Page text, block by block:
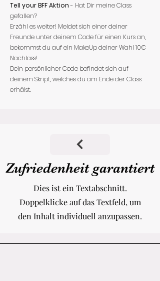
Tell your BFF Aktion- Hat Dir meine Class
gefallen?
Erzähl es weiter! Meldet sich einer deiner
Freunde unter deinem Code für einen Kurs an,
bekommst du auf ein MakeUp deiner Wahl 10€
Nachlass!
Dein persönlicher Code befindet sich auf
deinem Skript, welches du am Ende der Class
erhälst.
Zufriedenheit garantiert
Dies ist ein Textabschnitt.
Doppelklicke auf das Textfeld, um
den Inhalt individuell anzupassen.